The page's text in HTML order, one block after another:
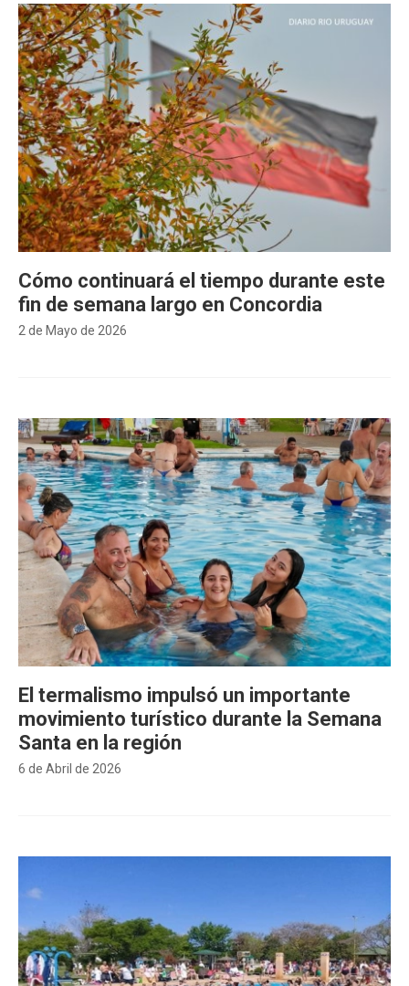
2 de Mayo de 2026
Cómo continuará el tiempo durante este
fin de semana largo en Concordia
6 de Abril de 2026
El termalismo impulsó un importante
movimiento turístico durante la Semana
Santa en la región